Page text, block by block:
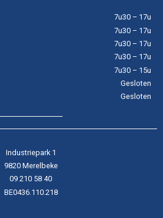
7u30 – 17u
7u30 – 17u
7u30 – 17u
7u30 – 17u
7u30 – 15u
Gesloten
Gesloten
Industriepark 1
9820 Merelbeke
09 210 58 40
BE0436.110.218